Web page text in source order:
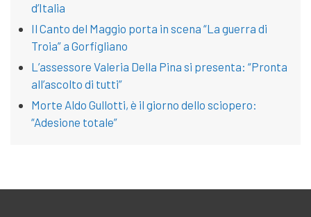
d’Italia
Il Canto del Maggio porta in scena “La guerra di
Troia” a Gorfigliano
L’assessore Valeria Della Pina si presenta: “Pronta
all’ascolto di tutti”
Morte Aldo Gullotti, è il giorno dello sciopero:
“Adesione totale”